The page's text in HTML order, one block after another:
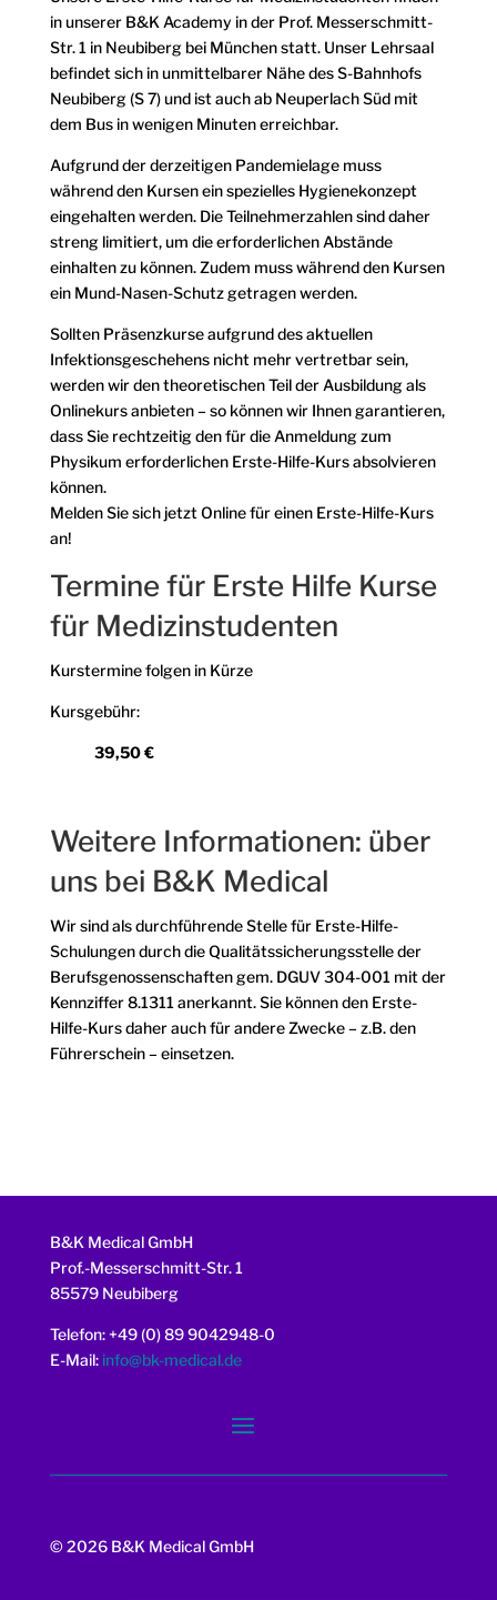
in unserer B&K Academy in der Prof. Messerschmitt-
Str. 1 in Neubiberg bei München statt. Unser Lehrsaal
befindet sich in unmittelbarer Nähe des S-Bahnhofs
Neubiberg (S 7) und ist auch ab Neuperlach Süd mit
dem Bus in wenigen Minuten erreichbar.
Aufgrund der derzeitigen Pandemielage muss
während den Kursen ein spezielles Hygienekonzept
eingehalten werden. Die Teilnehmerzahlen sind daher
streng limitiert, um die erforderlichen Abstände
einhalten zu können. Zudem muss während den Kursen
ein Mund-Nasen-Schutz getragen werden.
Sollten Präsenzkurse aufgrund des aktuellen
Infektionsgeschehens nicht mehr vertretbar sein,
werden wir den theoretischen Teil der Ausbildung als
Onlinekurs anbieten – so können wir Ihnen garantieren,
dass Sie rechtzeitig den für die Anmeldung zum
Physikum erforderlichen Erste-Hilfe-Kurs absolvieren
können.
Melden Sie sich jetzt Online für einen Erste-Hilfe-Kurs
an!
Termine für Erste Hilfe Kurse
für Medizinstudenten
Kurstermine folgen in Kürze
Kursgebühr:
39,50 €
Weitere Informationen: über
uns bei B&K Medical
Wir sind als durchführende Stelle für Erste-Hilfe-
Schulungen durch die Qualitätssicherungsstelle der
Berufsgenossenschaften gem. DGUV 304-001 mit der
Kennziffer 8.1311 anerkannt. Sie können den Erste-
Hilfe-Kurs daher auch für andere Zwecke – z.B. den
Führerschein – einsetzen.
B&K Medical GmbH
Prof.-Messerschmitt-Str. 1
85579 Neubiberg
Telefon: +49 (0) 89 9042948-0
E-Mail:info@bk-medical.de
© 2026 B&K Medical GmbH